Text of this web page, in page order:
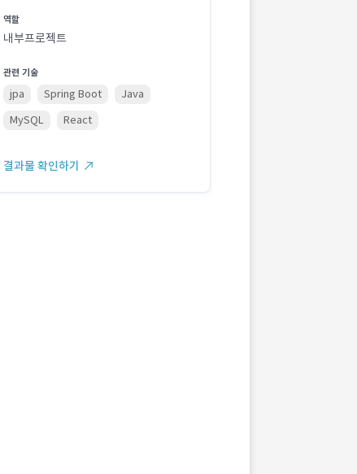
역할
내부프로젝트
관련 기술
jpa Spring Boot
Java
MySQL
React
결과물 확인하기